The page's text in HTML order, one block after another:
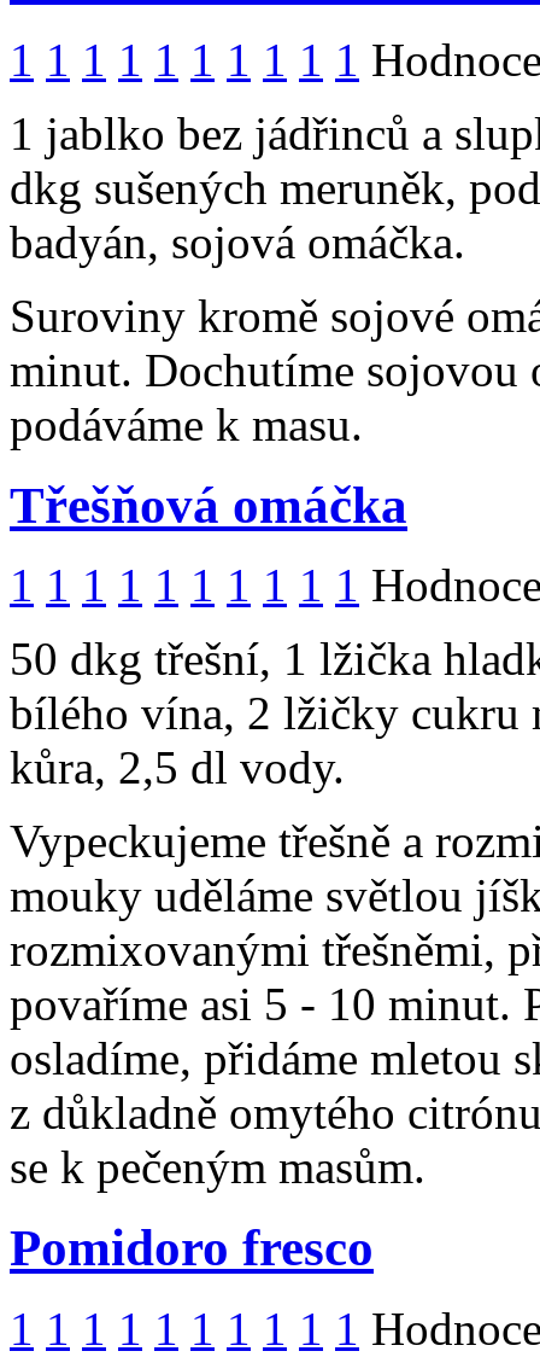
1 1 1 1 1 1 1 1 1 1
1 jablko bez jádřinců a
dkg sušených meruněk,
badyán, sojová omáčka.
Suroviny kromě sojové
minut. Dochutíme sojovou
podáváme k masu.
Třešňová omáčka
1 1 1 1 1 1 1 1 1 1
50 dkg třešní, 1 lžička
bílého vína, 2 lžičky cukru
kůra, 2,5 dl vody.
Vypeckujeme třešně a
mouky uděláme světlou
rozmixovanými třešněmi,
povaříme asi 5 - 10 minut.
osladíme, přidáme mletou
z důkladně omytého
se k pečeným masům.
Pomidoro fresco
1 1 1 1 1 1 1 1 1 1